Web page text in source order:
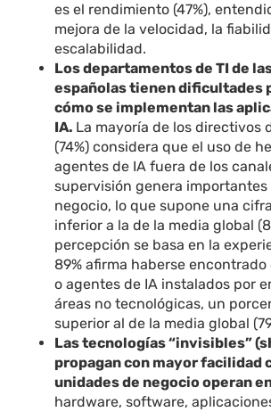
es el rendimiento (47%),
mejora de la velocidad, la
escalabilidad.
Los departamentos de TI de
españolas tienen dificultades
cómo se implementan las
IA. La mayoría de los directivos
(74%) considera que el uso de
agentes de IA fuera de los
supervisión genera importantes
negocio, lo que supone una
inferior a la de la media global
percepción se basa en la
89% afirma haberse
o agentes de IA instalados por
áreas no tecnológicas, un
superior al de la media global
Las tecnologías “invisibles”
propagan con mayor facilidad
unidades de negocio operan
hardware, software,